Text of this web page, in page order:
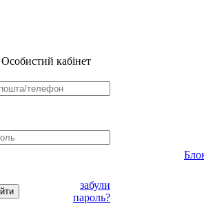
Особистий кабінет
забули
пароль?